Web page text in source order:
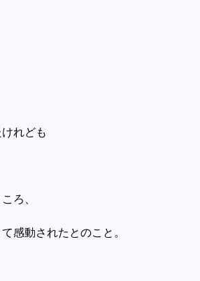
れども
ろ、
感動されたとのこと。